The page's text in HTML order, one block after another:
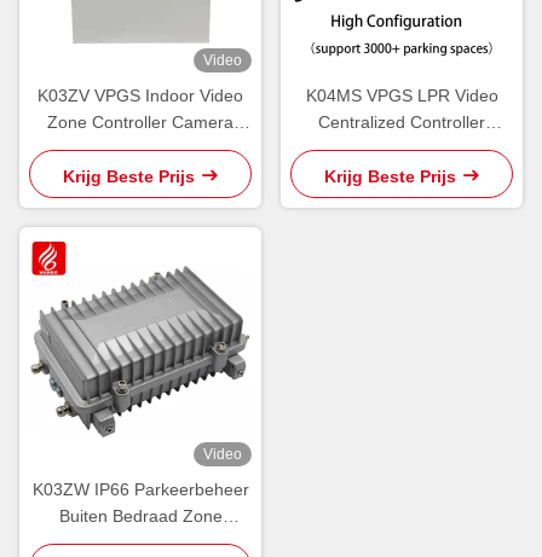
Video
K03ZV VPGS Indoor Video
Zone Controller Camera
LPR Licentie erkend
Krijg Beste Prijs
K04MS VPGS LPR Video
Centralized Controller
Guidance Software
Krijg Beste Prijs
Video
K03ZW IP66 Parkeerbeheer
Buiten Bedraad Zone
Controller Buiten PGS